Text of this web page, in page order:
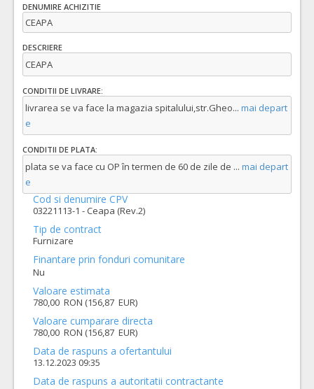
DENUMIRE ACHIZITIE
CEAPA
DESCRIERE
CEAPA
CONDITII DE LIVRARE:
livrarea se va face la magazia spitalului,str.Gheo... mai depart
e
CONDITII DE PLATA:
plata se va face cu OP în termen de 60 de zile de ... mai depart
e
Cod si denumire CPV
03221113-1 - Ceapa (Rev.2)
Tip de contract
Furnizare
Finantare prin fonduri comunitare
Nu
Valoare estimata
780,00 RON (156,87 EUR)
Valoare cumparare directa
780,00 RON (156,87 EUR)
Data de raspuns a ofertantului
13.12.2023 09:35
Data de raspuns a autoritatii contractante